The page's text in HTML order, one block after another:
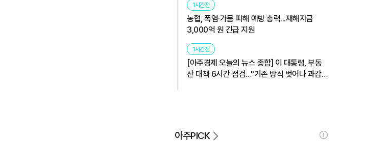
1시간전
농협, 폭염·가뭄 피해 예방 총력...재해자금
3,000억 원 긴급 지원
1시간전
[아주경제 오늘의 뉴스 종합] 이 대통령, 부동
산 대책 6시간 점검…"기존 방식 벗어나 과감
아주PICK